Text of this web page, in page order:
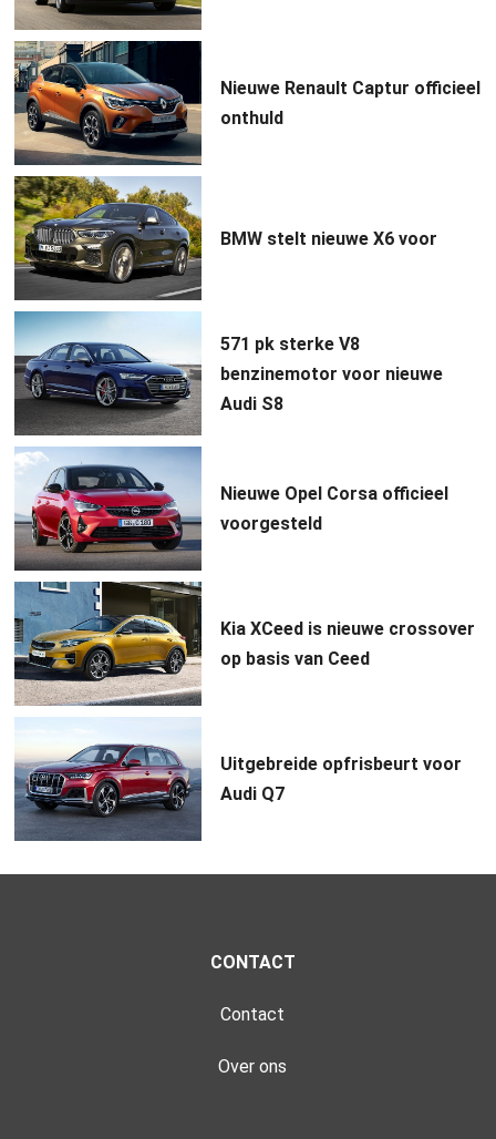
Nieuwe Renault Captur officieel
onthuld
BMW stelt nieuwe X6 voor
571 pk sterke V8
benzinemotor voor nieuwe
Audi S8
Nieuwe Opel Corsa officieel
voorgesteld
Kia XCeed is nieuwe crossover
op basis van Ceed
Uitgebreide opfrisbeurt voor
Audi Q7
CONTACT
Contact
Over ons